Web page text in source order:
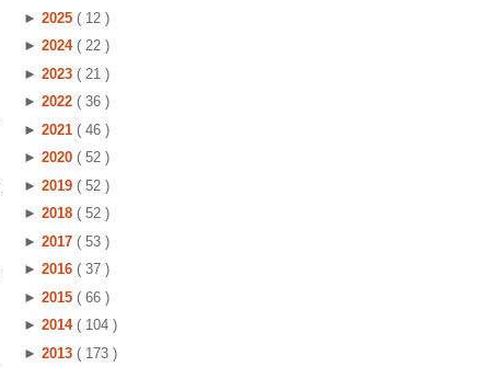
► 2025 ( 12 )
► 2024 ( 22 )
► 2023 ( 21 )
► 2022 ( 36 )
► 2021 ( 46 )
► 2020 ( 52 )
► 2019 ( 52 )
► 2018 ( 52 )
► 2017 ( 53 )
► 2016 ( 37 )
► 2015 ( 66 )
► 2014 ( 104 )
► 2013 ( 173 )